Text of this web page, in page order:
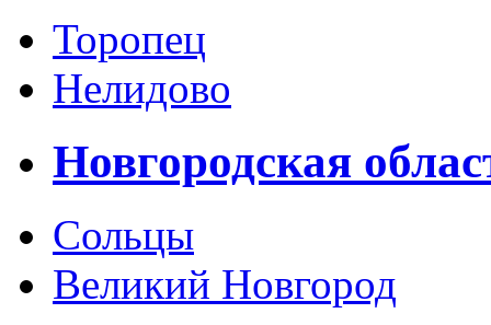
Торопец
Нелидово
Новгородская
Сольцы
Великий Новгород